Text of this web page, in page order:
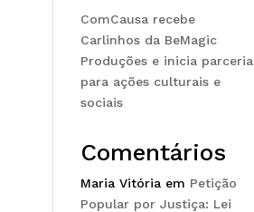
ComCausa recebe
Carlinhos da BeMagic
Produções e inicia parceria
para ações culturais e
sociais
Comentários
Maria Vitória em Petição
Popular por Justiça: Lei